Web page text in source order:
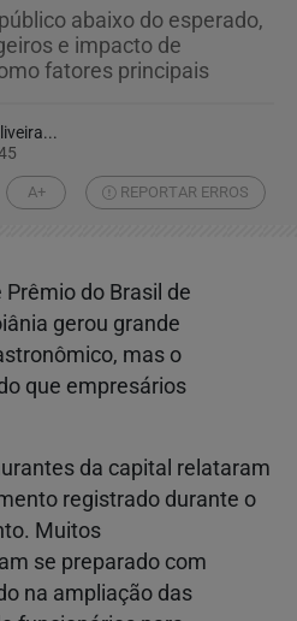
abaixo do esperado,
e impacto de
fatores principais
A+ REPORTAR ERROS
Prêmio do Brasil de
gerou grande
mas o
que empresários
da capital relataram
registrado durante o
Muitos
se preparado com
na ampliação das